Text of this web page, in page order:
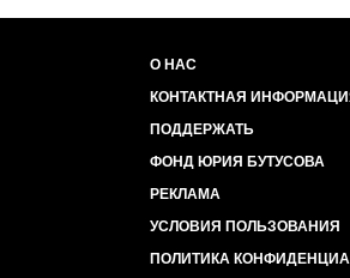
О НАС
КОНТАКТНАЯ
ПОДДЕРЖАТЬ
ФОНД ЮРИЯ БУТУСОВА
РЕКЛАМА
УСЛОВИЯ ПОЛЬЗОВАНИЯ
ПОЛИТИКА